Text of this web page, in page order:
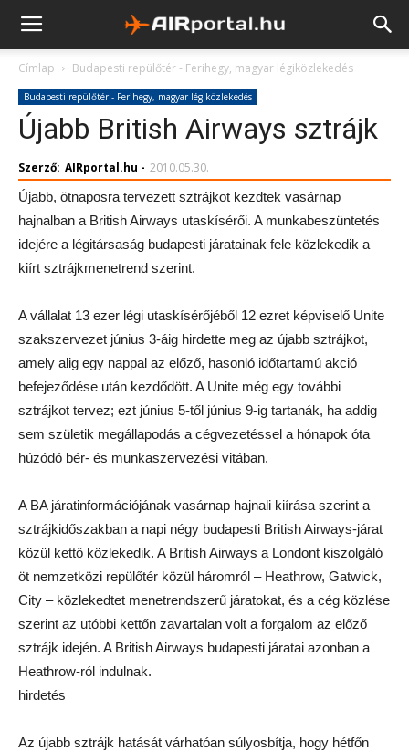
Címlap Budapesti repülőtér - Ferihegy, magyar légiközlekedés
Budapesti repülőtér - Ferihegy, magyar légiközlekedés
Újabb British Airways sztrájk
Szerző: AIRportal.hu - 2010.05.30.
Újabb, ötnaposra tervezett sztrájkot kezdtek vasárnap
hajnalban a British Airways utaskísérői. A munkabeszüntetés
idejére a légitársaság budapesti járatainak fele közlekedik a
kiírt sztrájkmenetrend szerint.
A vállalat 13 ezer légi utaskísérőjéből 12 ezret képviselő Unite
szakszervezet június 3-áig hirdette meg az újabb sztrájkot,
amely alig egy nappal az előző, hasonló időtartamú akció
befejeződése után kezdődött. A Unite még egy további
sztrájkot tervez; ezt június 5-től június 9-ig tartanák, ha addig
sem születik megállapodás a cégvezetéssel a hónapok óta
húzódó bér- és munkaszervezési vitában.
A BA járatinformációjának vasárnap hajnali kiírása szerint a
sztrájkidőszakban a napi négy budapesti British Airways-járat
közül kettő közlekedik. A British Airways a Londont kiszolgáló
öt nemzetközi repülőtér közül háromról – Heathrow, Gatwick,
City – közlekedtet menetrendszerű járatokat, és a cég közlése
szerint az utóbbi kettőn zavartalan volt a forgalom az előző
sztrájk idején. A British Airways budapesti járatai azonban a
Heathrow-ról indulnak.
hirdetés
Az újabb sztrájk hatását várhatóan súlyosbítja, hogy hétfőn